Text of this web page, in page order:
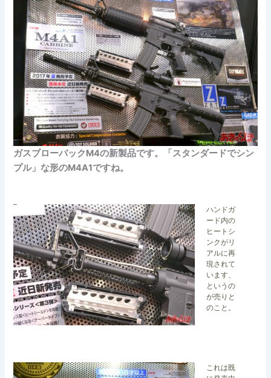
ガスブローバックM4の新製品です。「スタンダードでシン
プル」な形のM4A1ですね。
ハンドガ
ード内の
ヒートシ
ンクがリ
アルに再
現されて
います、
というの
が売りと
のこと。
これは既